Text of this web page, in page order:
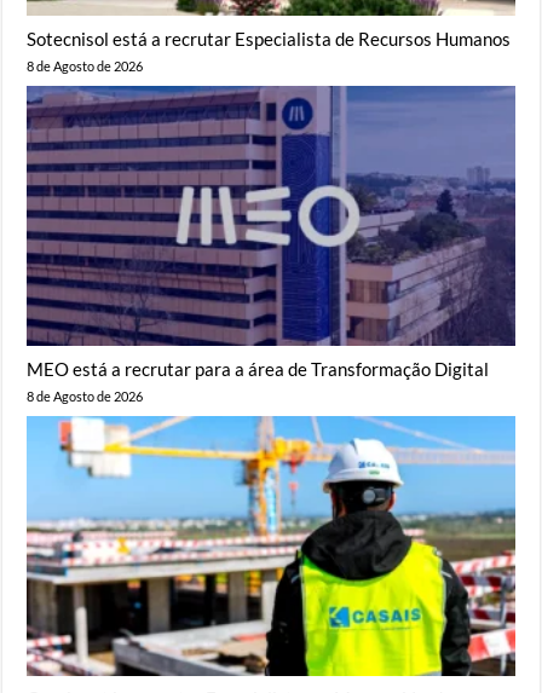
Sotecnisol está a recrutar Especialista de Recursos Humanos
8 de Agosto de 2026
MEO está a recrutar para a área de Transformação Digital
8 de Agosto de 2026